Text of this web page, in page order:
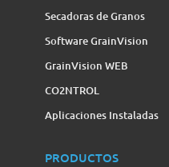
Secadoras de Granos
Software GrainVision
GrainVision WEB
CO2NTROL
Aplicaciones Instaladas
PRODUCTOS